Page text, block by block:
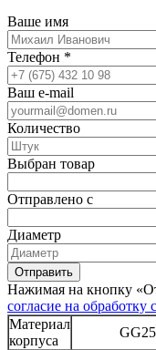
Ваше имя
Телефон *
Ваш e-mail
Количество
Выбран товар
Отправлено с
Диаметр
Отправить
Нажимая на кнопку
согласие на
Материал
корпуса